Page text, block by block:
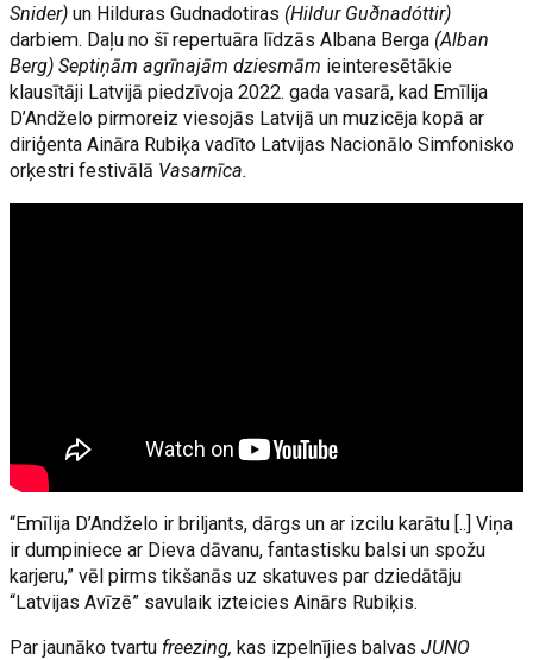
Snider)un Hilduras Gudnadotiras (Hildur Guðnadóttir)
darbiem. Daļu no šī repertuāra līdzās Albana Berga (Alban
Berg) Septiņām agrīnajām dziesmām ieinteresētākie
klausītāji Latvijā piedzīvoja 2022. gada vasarā, kad Emīlija
D’Andželo pirmoreiz viesojās Latvijā un muzicēja kopā ar
diriģenta Aināra Rubiķa vadīto Latvijas Nacionālo Simfonisko
orķestri festivālā Vasarnīca.
“Emīlija D’Andželo ir briljants, dārgs un ar izcilu karātu [..] Viņa
ir dumpiniece ar Dieva dāvanu, fantastisku balsi un spožu
karjeru,” vēl pirms tikšanās uz skatuves par dziedātāju
“Latvijas Avīzē” savulaik izteicies Ainārs Rubiķis.
Par jaunāko tvartu freezing, kas izpelnījies balvasJUNO